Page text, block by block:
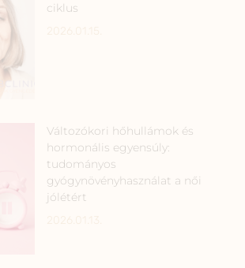
ciklus
Változókori hőhullámok és
hormonális egyensúly:
tudományos
gyógynövényhasználat a női
jólétért